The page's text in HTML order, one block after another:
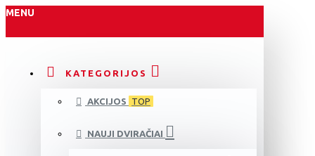
MENU
KATEGORIJOS
AKCIJOS TOP
NAUJI DVIRAČIAI